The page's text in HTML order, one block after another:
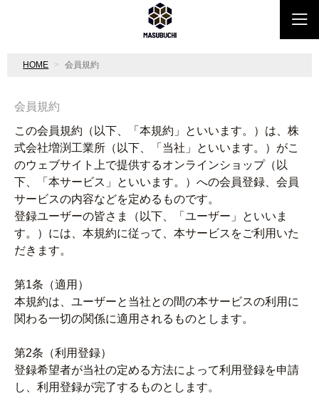
HOME 会員規約
会員規約
この会員規約（以下、「本規約」といいます。）は、株
式会社増渕工業所（以下、「当社」といいます。）がこ
のウェブサイト上で提供するオンラインショップ（以
下、「本サービス」といいます。）への会員登録、会員
サービスの内容などを定めるものです。
登録ユーザーの皆さま（以下、「ユーザー」といいま
す。）には、本規約に従って、本サービスをご利用いた
だきます。
第1条（適用）
本規約は、ユーザーと当社との間の本サービスの利用に
関わる一切の関係に適用されるものとします。
第2条（利用登録）
登録希望者が当社の定める方法によって利用登録を申請
し、利用登録が完了するものとします。